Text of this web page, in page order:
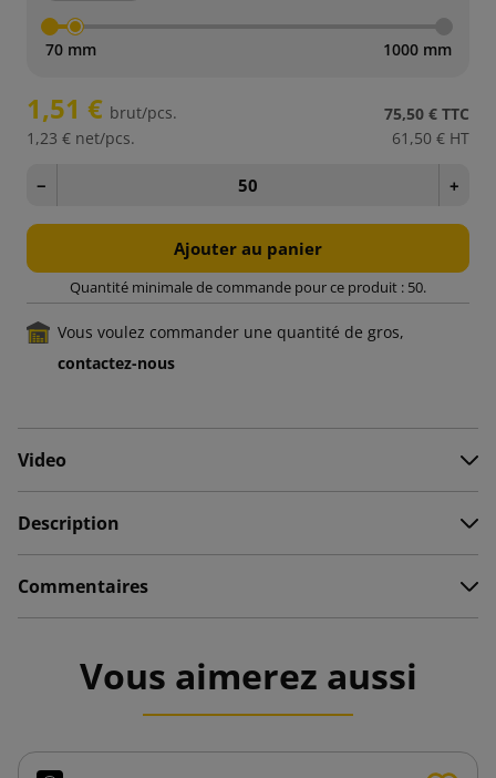
70 mm 1000 mm
1,51 € brut/pcs.
1,23 € net/pcs.
75,50 € TTC
61,50 € HT
− +
Ajouter au panier
Quantité minimale de commande pour ce produit : 50.
Vous voulez commander une quantité de gros,
contactez-nous
Video
Description
Commentaires
Vous aimerez aussi